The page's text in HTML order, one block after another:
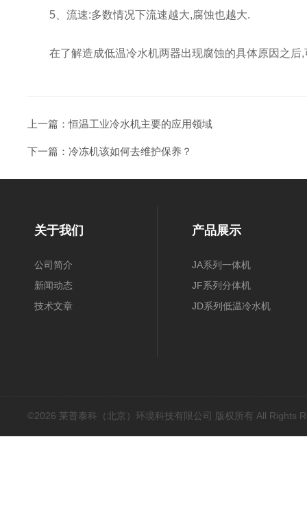
5、流速:多数情况下流速越大,腐蚀也越大.
在了解造成低温冷水机两器出现腐蚀的具体原因之后,
上一篇：恒温工业冷水机主要的应用领域
下一篇： 冷冻机该如何去维护保养？
关于我们
公司简介
新闻动态
技术文章
产品展示
JA系列一体机
JF系列分体机
JD系列低温冷水机
©2026 莱普泰科（北京）环境科技有限公司 版权所有 All Rights